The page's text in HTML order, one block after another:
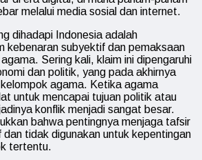
melalui media sosial dan internet.
dihadapi Indonesia adalah
kebenaran subyektif dan pemaksaan
Sering kali, klaim ini dipengaruhi
dan politik, yang pada akhirnya
agama. Ketika agama
untuk mencapai tujuan politik atau
konflik menjadi sangat besar.
bahwa pentingnya menjaga tafsir
tidak digunakan untuk kepentingan
tertentu.